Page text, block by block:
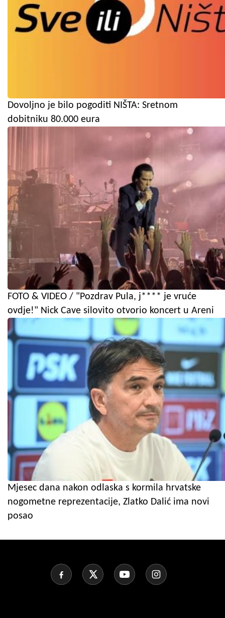
Dovoljno je bilo pogoditi NIŠTA: Sretnom
dobitniku 80.000 eura
FOTO & VIDEO / "Pozdrav Pula, j**** je vruće
ovdje!" Nick Cave silovito otvorio koncert u Areni
Mjesec dana nakon odlaska s kormila hrvatske
nogometne reprezentacije, Zlatko Dalić ima novi
posao